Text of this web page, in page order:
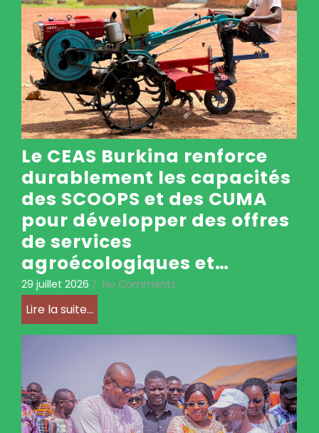
Le CEAS Burkina renforce
durablement les capacités
des SCOOPS et des CUMA
pour développer des offres
de services
agroécologiques et…
29 juillet 2026 / No Comments
Lire la suite...